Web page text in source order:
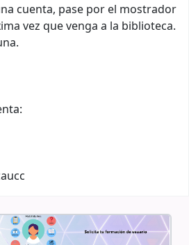
cuenta, pase por el mostrador
vez que venga a la biblioteca.